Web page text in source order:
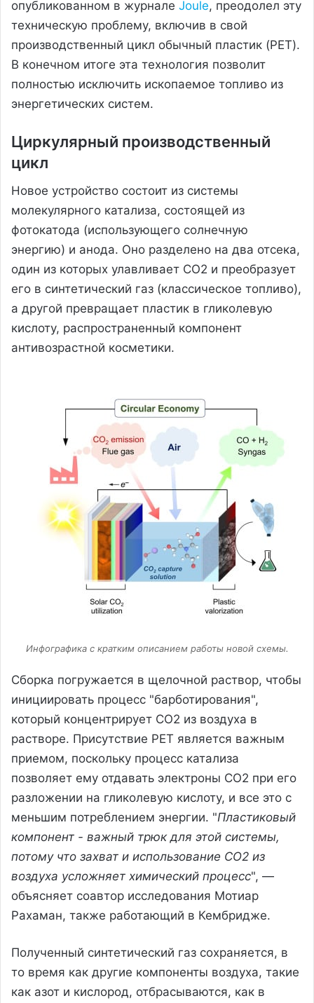
опубликованном в журнале Joule, преодолел эту
техническую проблему, включив в свой
производственный цикл обычный пластик (PET).
В конечном итоге эта технология позволит
полностью исключить ископаемое топливо из
энергетических систем.
Циркулярный производственный
цикл
Новое устройство состоит из системы
молекулярного катализа, состоящей из
фотокатода (использующего солнечную
энергию) и анода. Оно разделено на два отсека,
один из которых улавливает CO2 и преобразует
его в синтетический газ (классическое топливо),
а другой превращает пластик в гликолевую
кислоту, распространенный компонент
антивозрастной косметики.
Инфографика с кратким описанием работы новой схемы.
Сборка погружается в щелочной раствор, чтобы
инициировать процесс "барботирования",
который концентрирует CO2 из воздуха в
растворе. Присутствие PET является важным
приемом, поскольку процесс катализа
позволяет ему отдавать электроны CO2 при его
разложении на гликолевую кислоту, и все это с
меньшим потреблением энергии. "Пластиковый
компонент - важный трюк для этой системы,
потому что захват и использование CO2 из
воздуха усложняет химический процесс", —
объясняет соавтор исследования Мотиар
Рахаман, также работающий в Кембридже.
Полученный синтетический газ сохраняется, в
то время как другие компоненты воздуха, такие
как азот и кислород, отбрасываются, как в